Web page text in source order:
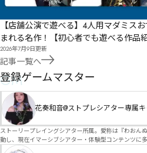
【店舗公演で遊べる】4人用マダミス
まれる名作！【初心者でも遊べる作品紹
2026年7月9日更新
記事一覧へ
GM
登録ゲームマスター
花奏和音@ストプレシアター専属
ストーリープレイングシアター所属。愛称は『わおん
動し、現在イマーシブシアター・体験型コンテンツに多